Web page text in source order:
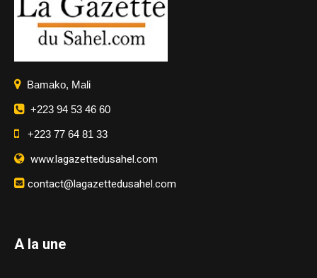
Bamako, Mali
+223 94 53 46 60
+223 77 64 81 33
www.lagazettedusahel.com
contact@lagazettedusahel.com
A la une